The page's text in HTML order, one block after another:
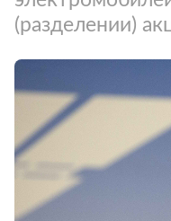
(разделении)